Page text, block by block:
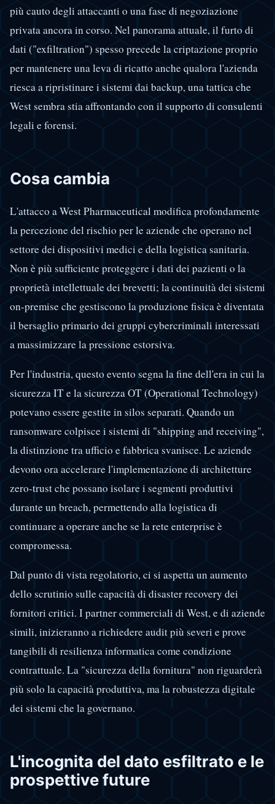
più cauto degli attaccanti o una fase di negoziazione
privata ancora in corso. Nel panorama attuale, il furto di
dati ("exfiltration") spesso precede la criptazione proprio
per mantenere una leva di ricatto anche qualora l'azienda
riesca a ripristinare i sistemi dai backup, una tattica che
West sembra stia affrontando con il supporto di consulenti
legali e forensi.
Cosa cambia
L'attacco a West Pharmaceutical modifica profondamente
la percezione del rischio per le aziende che operano nel
settore dei dispositivi medici e della logistica sanitaria.
Non è più sufficiente proteggere i dati dei pazienti o la
proprietà intellettuale dei brevetti; la continuità dei sistemi
on-premise che gestiscono la produzione fisica è diventata
il bersaglio primario dei gruppi cybercriminali interessati
a massimizzare la pressione estorsiva.
Per l'industria, questo evento segna la fine dell'era in cui la
sicurezza IT e la sicurezza OT (Operational Technology)
potevano essere gestite in silos separati. Quando un
ransomware colpisce i sistemi di "shipping and receiving",
la distinzione tra ufficio e fabbrica svanisce. Le aziende
devono ora accelerare l'implementazione di architetture
zero-trust che possano isolare i segmenti produttivi
durante un breach, permettendo alla logistica di
continuare a operare anche se la rete enterprise è
compromessa.
Dal punto di vista regolatorio, ci si aspetta un aumento
dello scrutinio sulle capacità di disaster recovery dei
fornitori critici. I partner commerciali di West, e di aziende
simili, inizieranno a richiedere audit più severi e prove
tangibili di resilienza informatica come condizione
contrattuale. La "sicurezza della fornitura" non riguarderà
più solo la capacità produttiva, ma la robustezza digitale
dei sistemi che la governano.
L'incognita del dato esfiltrato e le
prospettive future